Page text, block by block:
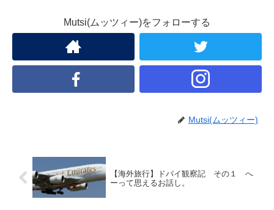
Mutsi(ムッツィー)をフォローする
Mutsi(ムッツィー)
【海外旅行】ドバイ観察記 その１ へ
ーって思えるお話し。